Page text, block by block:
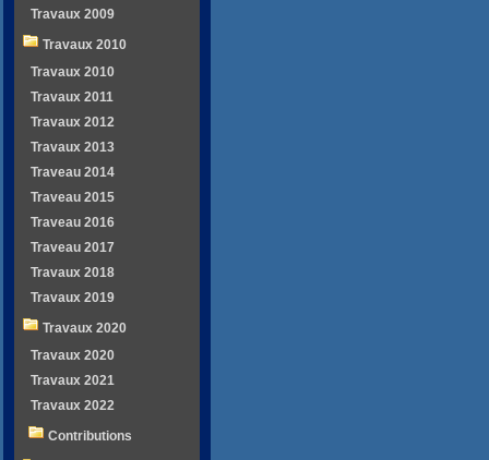
Travaux 2009
Travaux 2010
Travaux 2010
Travaux 2011
Travaux 2012
Travaux 2013
Traveau 2014
Traveau 2015
Traveau 2016
Traveau 2017
Travaux 2018
Travaux 2019
Travaux 2020
Travaux 2020
Travaux 2021
Travaux 2022
Contributions